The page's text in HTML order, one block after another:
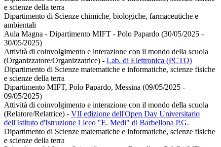
e scienze della terra
Dipartimento di Scienze chimiche, biologiche, farmaceutiche e
ambientali
Aula Magna - Dipartimento MIFT - Polo Papardo (30/05/2025 -
30/05/2025)
Attività di coinvolgimento e interazione con il mondo della scuola
(Organizzatore/Organizzatrice) - Lab. di Elettronica (PCTO)
Dipartimento di Scienze matematiche e informatiche, scienze fisiche
e scienze della terra
Dipartimento MIFT, Polo Papardo, Messina (09/05/2025 -
09/05/2025)
Attività di coinvolgimento e interazione con il mondo della scuola
(Relatore/Relatrice) - VII edizione dell'Open Day Universitario
dell'Istituto d'Istruzione Liceo "E. Medi" di Barbellona P.G.
Dipartimento di Scienze matematiche e informatiche, scienze fisiche
e scienze della terra